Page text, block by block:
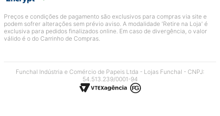
Preços e condições de pagamento são exclusivos para compras via site e
podem sofrer alterações sem prévio aviso. A modalidade 'Retire na Loja' é
exclusiva para pedidos finalizados online. Em caso de divergência, o valor
válido é o do Carrinho de Compras.
Funchal Indústria e Comércio de Papeis Ltda - Lojas Funchal - CNPJ:
54.513.239/0001-94